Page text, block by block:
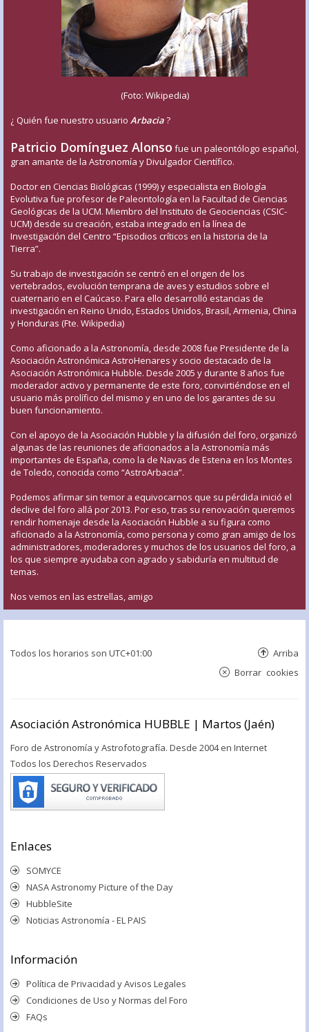
(Foto: Wikipedia)
¿ Quién fue nuestro usuario Arbacia?
Patricio Domínguez Alonso fue un paleontólogo español,
gran amante de la Astronomía y Divulgador Científico.
Doctor en Ciencias Biológicas (1999) y especialista en Biología
Evolutiva fue profesor de Paleontología en la Facultad de Ciencias
Geológicas de la UCM. Miembro del Instituto de Geociencias (CSIC-
UCM) desde su creación, estaba integrado en la línea de
Investigación del Centro “Episodios críticos en la historia de la
Tierra”.
Su trabajo de investigación se centró en el origen de los
vertebrados, evolución temprana de aves y estudios sobre el
cuaternario en el Caúcaso. Para ello desarrolló estancias de
investigación en Reino Unido, Estados Unidos, Brasil, Armenia, China
y Honduras (Fte. Wikipedia)
Como aficionado a la Astronomía, desde 2008 fue Presidente de la
Asociación Astronómica AstroHenares y socio destacado de la
Asociación Astronómica Hubble. Desde 2005 y durante 8 años fue
moderador activo y permanente de este foro, convirtiéndose en el
usuario más prolífico del mismo y en uno de los garantes de su
buen funcionamiento.
Con el apoyo de la Asociación Hubble y la difusión del foro, organizó
algunas de las reuniones de aficionados a la Astronomía más
importantes de España, como la de Navas de Estena en los Montes
de Toledo, conocida como “AstroArbacia”.
Podemos afirmar sin temor a equivocarnos que su pérdida inició el
declive del foro allá por 2013. Por eso, tras su renovación queremos
rendir homenaje desde la Asociación Hubble a su figura como
aficionado a la Astronomía, como persona y como gran amigo de los
administradores, moderadores y muchos de los usuarios del foro, a
los que siempre ayudaba con agrado y sabiduría en multitud de
temas.
Nos vemos en las estrellas, amigo
Todos los horarios son UTC+01:00 Arriba
Borrar cookies
Asociación Astronómica HUBBLE | Martos (Jaén)
Foro de Astronomía y Astrofotografía. Desde 2004 en Internet
Todos los Derechos Reservados
Enlaces
SOMYCE
NASA Astronomy Picture of the Day
HubbleSite
Noticias Astronomía - EL PAIS
Información
Política de Privacidad y Avisos Legales
Condiciones de Uso y Normas del Foro
FAQs